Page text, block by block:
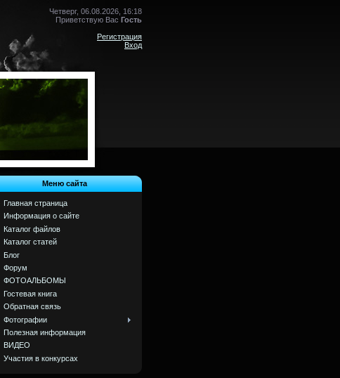
Четверг, 06.08.2026, 16:18
Приветствую Вас Гость
Регистрация
Вход
Меню сайта
Главная страница
Информация о сайте
Каталог файлов
Каталог статей
Блог
Форум
ФОТОАЛЬБОМЫ
Гостевая книга
Обратная связь
Фотографии
Полезная информация
ВИДЕО
Участия в конкурсах